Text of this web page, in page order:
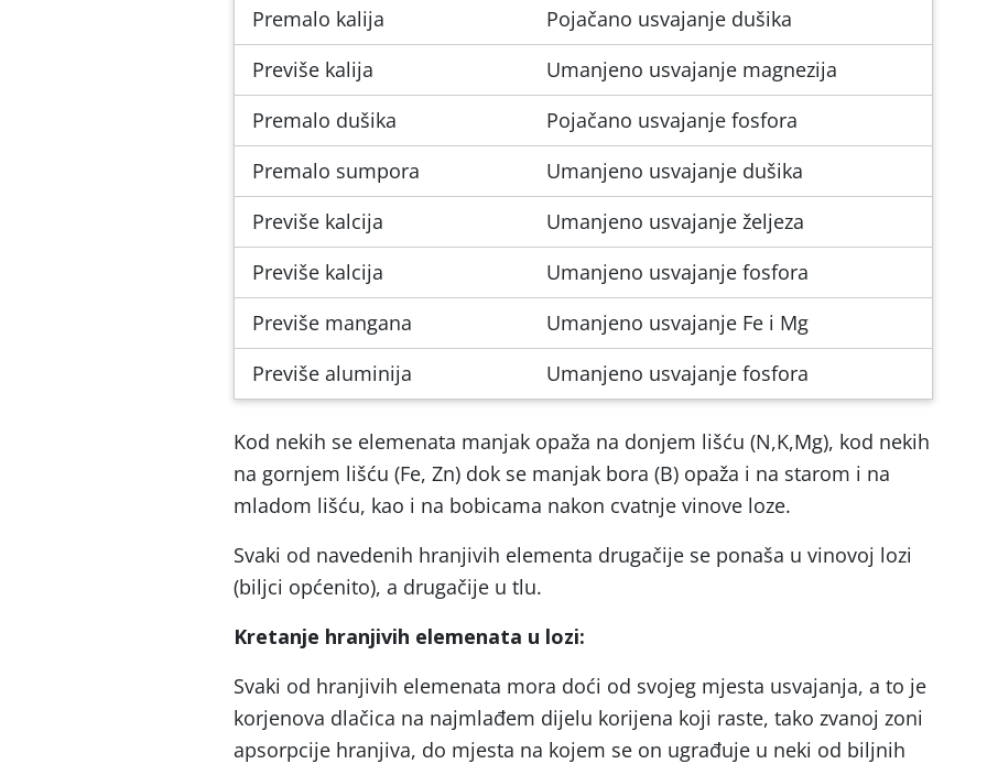
Premalo kalija
Pojačano usvajanje dušika
Previše kalija
Umanjeno usvajanje magnezija
Premalo dušika
Pojačano usvajanje fosfora
Premalo sumpora
Umanjeno usvajanje dušika
Previše kalcija
Umanjeno usvajanje željeza
Previše kalcija
Umanjeno usvajanje fosfora
Previše mangana
Umanjeno usvajanje Fe i Mg
Previše aluminija
Umanjeno usvajanje fosfora
Kod nekih se elemenata manjak opaža na donjem lišću (N,K,Mg), kod nekih
na gornjem lišću (Fe, Zn) dok se manjak bora (B) opaža i na starom i na
mladom lišću, kao i na bobicama nakon cvatnje vinove loze.
Svaki od navedenih hranjivih elementa drugačije se ponaša u vinovoj lozi
(biljci općenito), a drugačije u tlu.
Kretanje hranjivih elemenata u lozi:
Svaki od hranjivih elemenata mora doći od svojeg mjesta usvajanja, a to je
korjenova dlačica na najmlađem dijelu korijena koji raste, tako zvanoj zoni
apsorpcije hranjiva, do mjesta na kojem se on ugrađuje u neki od biljnih